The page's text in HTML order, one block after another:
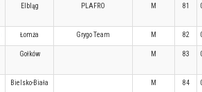
Elbląg PLAFRO M 81
Łomża Grygo Team M 82
Gołków M 83
Bielsko-Biała M 84